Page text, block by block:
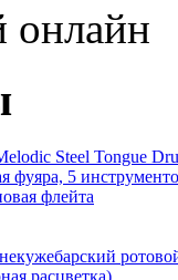
онлайн
Steel Tongue
фуяра, 5
флейта
расцветка)